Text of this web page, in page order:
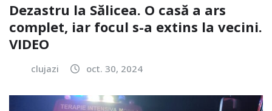
Dezastru la Sălicea. O casă a ars
complet, iar focul s-a extins la vecini.
VIDEO
clujazi oct. 30, 2024